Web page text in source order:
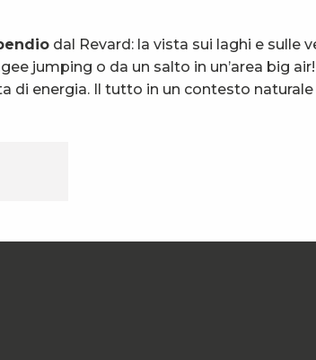
dal Revard: la vista sui laghi e sulle
jumping o da un salto in un’area big
di energia. Il tutto in un contesto